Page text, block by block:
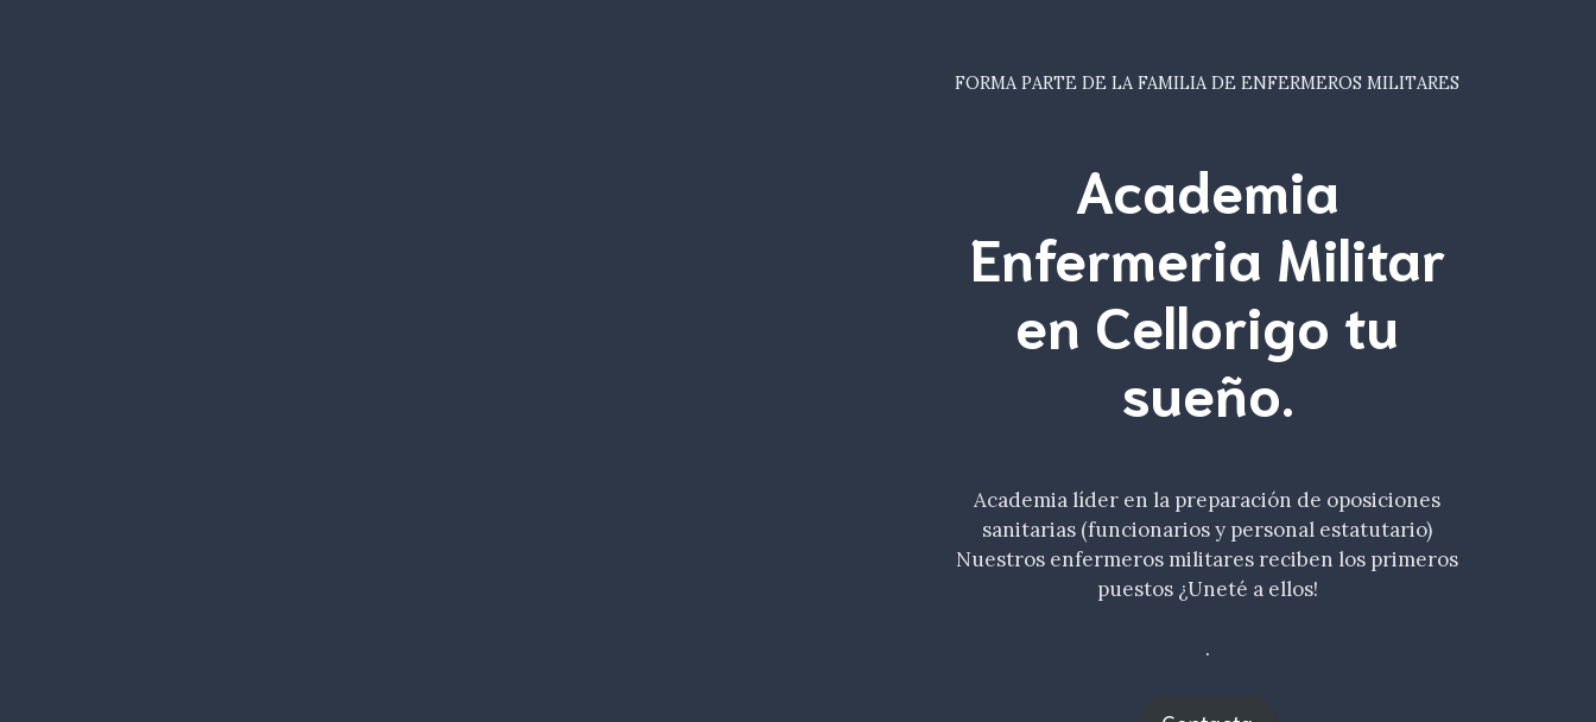
FORMA PARTE DE LA FAMILIA DE ENFERMEROS MILITARES
Academia
Enfermeria Militar
en Cellorigo tu
sueño.
Academia líder en la preparación de oposiciones
sanitarias (funcionarios y personal estatutario)
Nuestros enfermeros militares reciben los primeros
puestos ¿Uneté a ellos!
.